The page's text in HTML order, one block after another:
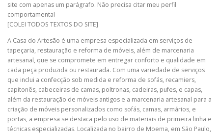
site com apenas um parágrafo. Não precisa citar meu perfil
comportamental
[COLEI TODOS TEXTOS DO SITE]
A Casa do Artesão é uma empresa especializada em serviços de
tapeçaria, restauração e reforma de móveis, além de marcenaria
artesanal, que se compromete em entregar conforto e qualidade em
cada peça produzida ou restaurada. Com uma variedade de serviços
que inclui a confecção sob medida e reforma de sofás, recamiers,
capitonês, cabeceiras de camas, poltronas, cadeiras, pufes, e capas,
além da restauração de móveis antigos e a marcenaria artesanal para a
criação de móveis personalizados como sofás, camas, armários, e
portas, a empresa se destaca pelo uso de materiais de primeira linha e
técnicas especializadas. Localizada no bairro de Moema, em São Paulo,